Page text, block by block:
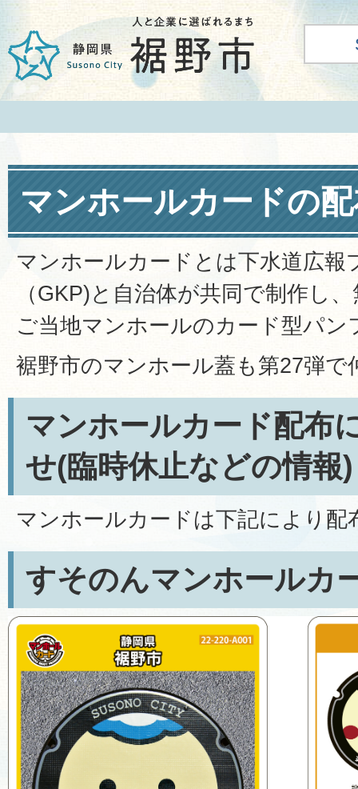
マンホールカードの
マンホールカードとは下水道広報
（GKP)と自治体が共同で制作し
ご当地マンホールのカード型パン
裾野市のマンホール蓋も第27弾で
マンホールカード配布
せ(臨時休止などの情報)
マンホールカードは下記により配
すそのんマンホールカ